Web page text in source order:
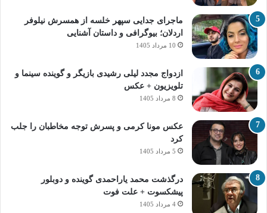
ماجرای جدایی سپهر خلسه از همسرش نیلوفر
اردلان؛ بیوگرافی و داستان آشنایی
10 مرداد 1405
ازدواج مجدد لیلی رشیدی بازیگر و گوینده سینما و
تلویزیون + عکس
8 مرداد 1405
عکس مونا کرمی و پسرش توجه مخاطبان را جلب
کرد
5 مرداد 1405
درگذشت محمد یاراحمدی گوینده و دوبلور
پیشکسوت + علت فوت
4 مرداد 1405